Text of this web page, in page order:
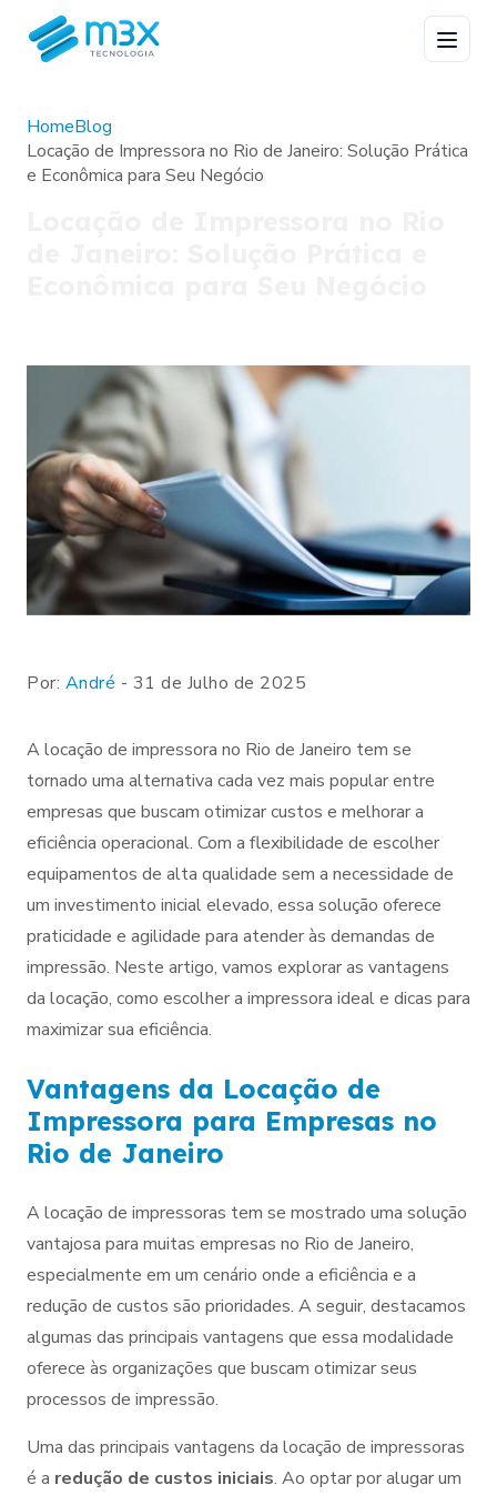
HomeBlog
Locação de Impressora no Rio de Janeiro: Solução Prática
e Econômica para Seu Negócio
Por: André - 31 de Julho de 2025
A locação de impressora no Rio de Janeiro tem se
tornado uma alternativa cada vez mais popular entre
empresas que buscam otimizar custos e melhorar a
eficiência operacional. Com a flexibilidade de escolher
equipamentos de alta qualidade sem a necessidade de
um investimento inicial elevado, essa solução oferece
praticidade e agilidade para atender às demandas de
impressão. Neste artigo, vamos explorar as vantagens
da locação, como escolher a impressora ideal e dicas para
maximizar sua eficiência.
Vantagens da Locação de
Impressora para Empresas no
Rio de Janeiro
A locação de impressoras tem se mostrado uma solução
vantajosa para muitas empresas no Rio de Janeiro,
especialmente em um cenário onde a eficiência e a
redução de custos são prioridades. A seguir, destacamos
algumas das principais vantagens que essa modalidade
oferece às organizações que buscam otimizar seus
processos de impressão.
Uma das principais vantagens da locação de impressoras
é a redução de custos iniciais. Ao optar por alugar um